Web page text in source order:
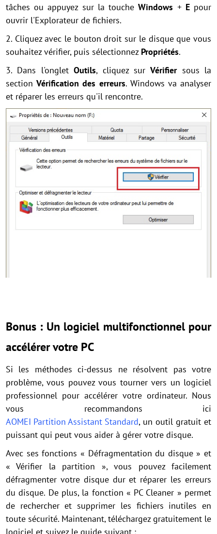
tâches ou appuyez sur la toucheWindows +Epour
ouvrir l'Explorateur de fichiers.
2. Cliquez avec le bouton droit sur le disque que vous
souhaitez vérifier, puis sélectionnez Propriétés.
3. Dans l'ongletOutils, cliquez surVérifier sous la
sectionVérification des erreurs. Windows va analyser
et réparer les erreurs qu'il rencontre.
Bonus : Un logiciel multifonctionnel pour
accélérer votre PC
Si les méthodes ci-dessus ne résolvent pas votre
problème, vous pouvez vous tourner vers un logiciel
professionnel pour accélérer votre ordinateur. Nous
vous recommandons ici
AOMEI Partition Assistant Standard, un outil gratuit et
puissant qui peut vous aider à gérer votre disque.
Avec ses fonctions « Défragmentation du disque » et
« Vérifier la partition », vous pouvez facilement
défragmenter votre disque dur et réparer les erreurs
du disque. De plus, la fonction « PC Cleaner » permet
de rechercher et supprimer les fichiers inutiles en
toute sécurité. Maintenant, téléchargez gratuitement le